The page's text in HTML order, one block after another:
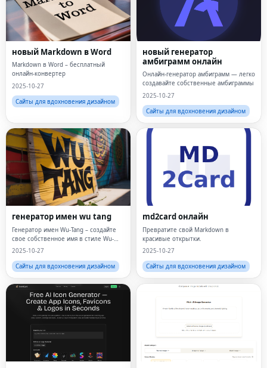
новый Markdown в Word
Markdown в Word – бесплатный
онлайн-конвертер
2025-10-27
Сайты для вдохновения дизайном
новый генератор
амбиграмм онлайн
Онлайн-генератор амбиграмм — легко
создавайте собственные амбиграммы
2025-10-27
Сайты для вдохновения дизайном
генератор имен wu tang
Генератор имен Wu-Tang – создайте
свое собственное имя в стиле Wu-
Tang
2025-10-27
Сайты для вдохновения дизайном
md2card онлайн
Превратите свой Markdown в
красивые открытки.
2025-10-27
Сайты для вдохновения дизайном